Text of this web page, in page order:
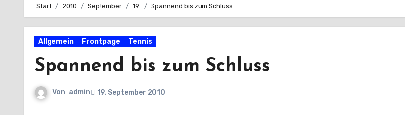
Start 2010 September 19. Spannend bis zum Schluss
Allgemein Frontpage Tennis
Spannend bis zum Schluss
Von admin 19. September 2010